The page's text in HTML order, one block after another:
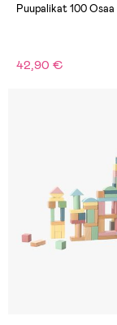
Puupalikat 100 Osaa
42,90 €